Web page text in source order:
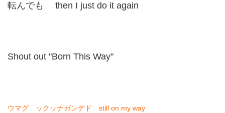
転んでも then I just do it again
Shout out "Born This Way"
ウマグ ックッナガンデド still on my way